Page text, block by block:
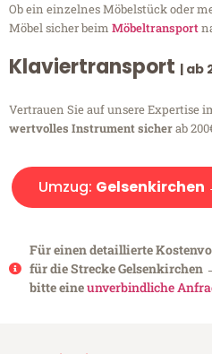
Ob ein einzelnes Möbelstück oder
Möbel sicher beim Möbeltransport
Klaviertransport | ab
Vertrauen Sie auf unsere Expertise
wertvolles Instrument sicherab
Umzug: Gelsenkirchen
Für einen detaillierte
für die Strecke
bitte eineunverbindliche